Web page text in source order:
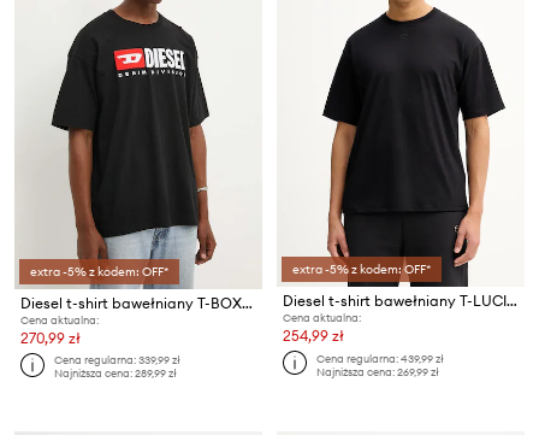
extra -5% z kodem: OFF*
Diesel t-shirt bawełniany T-BOXT-DIV
Cena aktualna:
270,99 zł
Cena regularna:339,99 zł
Najniższa cena:289,99 zł
extra -5% z kodem: OFF*
Diesel t-shirt bawełniany T-LUCIEN-IHBI
Cena aktualna:
254,99 zł
Cena regularna:439,99 zł
Najniższa cena:269,99 zł